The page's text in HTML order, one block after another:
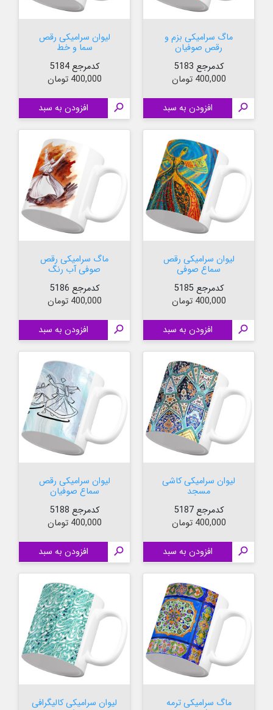
ماگ سرامیکی بزم و
رقص صوفیان
کدمرجع 5183
قیمت
400,000 تومان
 افزودن به سبد
لیوان سرامیکی رقص
سما و خط
کدمرجع 5184
قیمت
400,000 تومان
 افزودن به سبد
لیوان سرامیکی رقص
سماع صوفی
کدمرجع 5185
قیمت
400,000 تومان
 افزودن به سبد
ماگ سرامیکی رقص
صوفی آب رنگ
کدمرجع 5186
قیمت
400,000 تومان
 افزودن به سبد
لیوان سرامیکی کاشی
مسجد
کدمرجع 5187
قیمت
400,000 تومان
 افزودن به سبد
لیوان سرامیکی رقص
سماع صوفیان
کدمرجع 5188
قیمت
400,000 تومان
 افزودن به سبد
ماگ سرامیکی ترمه
لیوان سرامیکی کالیگرافی